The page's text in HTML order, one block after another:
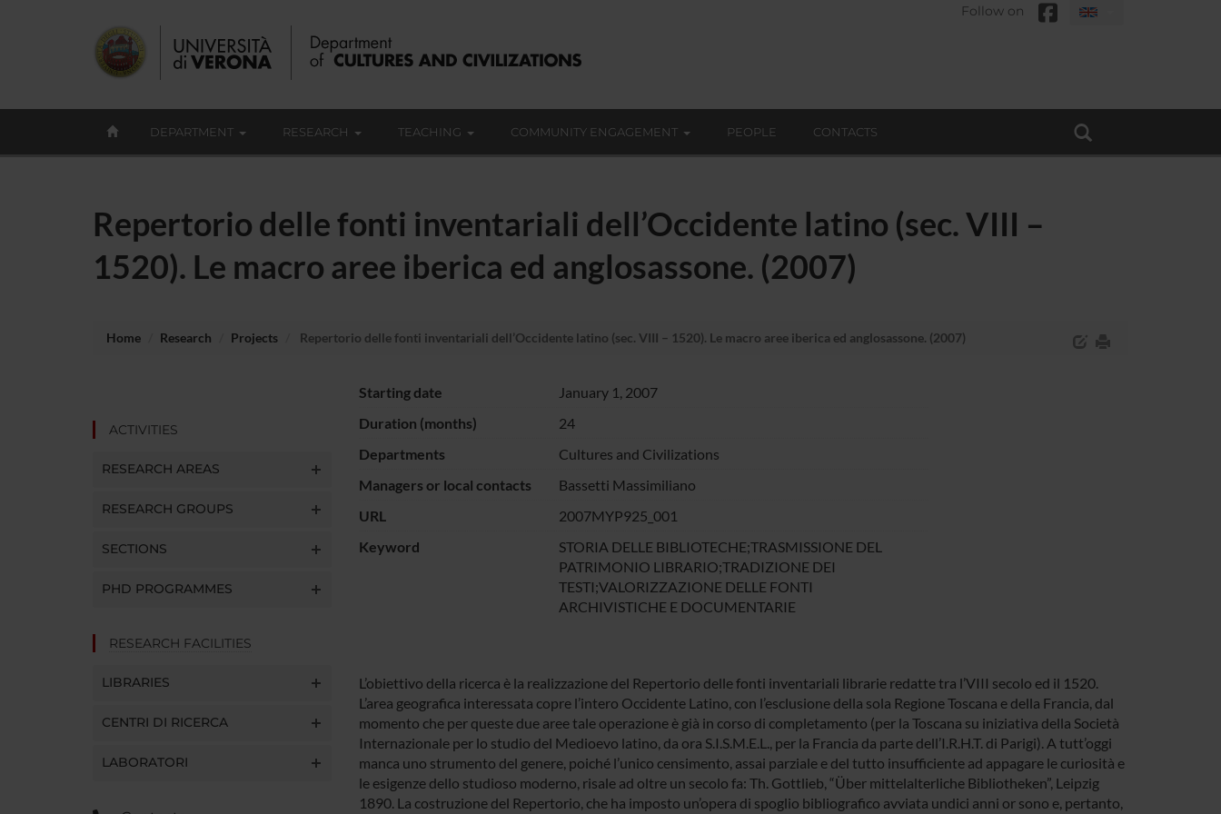
Follow on
DEPARTMENT RESEARCH TEACHING COMMUNITY ENGAGEMENT PEOPLE CONTACTS
Repertorio delle fonti inventariali dell’Occidente latino (sec. VIII –
1520). Le macro aree iberica ed anglosassone. (2007)
Home Research Projects Repertorio delle fonti inventariali dell’Occidente latino (sec. VIII – 1520). Le macro aree iberica ed anglosassone. (2007)
ACTIVITIES
RESEARCH AREAS
RESEARCH GROUPS
SECTIONS
PHD PROGRAMMES
RESEARCH FACILITIES
LIBRARIES
CENTRI DI RICERCA
LABORATORI
Starting date
January 1, 2007
Duration (months)
24
Departments
Cultures and Civilizations
Managers or local contacts
Bassetti Massimiliano
URL
2007MYP925_001
Keyword
STORIA DELLE BIBLIOTECHE;TRASMISSIONE DEL
PATRIMONIO LIBRARIO;TRADIZIONE DEI
TESTI;VALORIZZAZIONE DELLE FONTI
ARCHIVISTICHE E DOCUMENTARIE
L’obiettivo della ricerca è la realizzazione del Repertorio delle fonti inventariali librarie redatte tra l’VIII secolo ed il 1520.
L’area geografica interessata copre l’intero Occidente Latino, con l’esclusione della sola Regione Toscana e della Francia, dal
momento che per queste due aree tale operazione è già in corso di completamento (per la Toscana su iniziativa della Società
Internazionale per lo studio del Medioevo latino, da ora S.I.S.M.E.L., per la Francia da parte dell’I.R.H.T. di Parigi). A tutt’oggi
manca uno strumento del genere, poiché l’unico censimento, assai parziale e del tutto insufficiente ad appagare le curiosità e
le esigenze dello studioso moderno, risale ad oltre un secolo fa: Th. Gottlieb, “Über mittelalterliche Bibliotheken”, Leipzig
1890. La costruzione del Repertorio, che ha imposto un’opera di spoglio bibliografico avviata undici anni or sono e, pertanto,